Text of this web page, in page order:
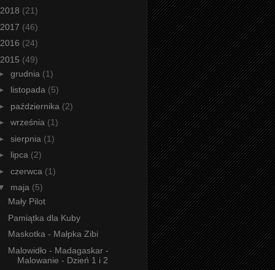
2018 (21)
2017 (46)
2016 (24)
2015 (49)
grudnia (1)
listopada (5)
października (2)
września (1)
sierpnia (1)
lipca (2)
czerwca (1)
maja (5)
Mały Pilot
Pamiątka dla Kuby
Maskotka - Małpka Zibi
Malowidło - Madagaskar -
Malowanie - Dzień 1 i 2